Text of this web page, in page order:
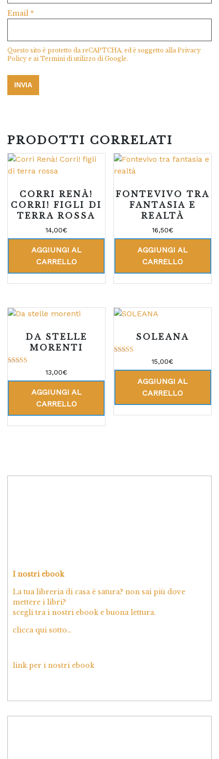
Email *
Questo sito è protetto da reCAPTCHA, ed è soggetto allaPrivacy
Policy e aiTermini di utilizzo di Google.
PRODOTTI CORRELATI
CORRI RENÀ!
CORRI! FIGLI DI
TERRA ROSSA
14,00€
AGGIUNGI AL
CARRELLO
FONTEVIVO TRA
FANTASIA E
REALTÀ
16,50€
AGGIUNGI AL
CARRELLO
DA STELLE
MORENTI
su 5
13,00€
AGGIUNGI AL
CARRELLO
SOLEANA
su 5
15,00€
AGGIUNGI AL
CARRELLO
I nostri ebook
La tua libreria di casa è satura? non sai più dove
mettere i libri?
scegli tra i nostri ebook e buona lettura.
clicca qui sotto…
link per i nostri ebook